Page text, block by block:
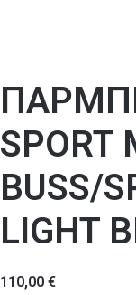
SPORT
BUSS/
LIGHT
110,00 €